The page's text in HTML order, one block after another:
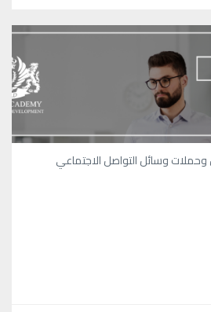
وحملات وسائل التواصل الاجتماعي